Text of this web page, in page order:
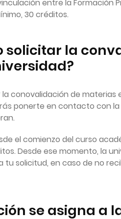
entre la Formación
30 créditos.
solicitar la
conovalidación de materias
ponerte en contacto con
el comienzo del curso
Desde ese momento, la
tu solicitud, en caso de no
se asigna a